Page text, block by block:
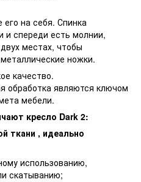
на себя. Спинка
и спереди есть молнии,
местах, чтобы
ножки.
качество.
обработка являются ключом
мебели.
кресло Dark 2:
ткани , идеально
использованию,
скатыванию;